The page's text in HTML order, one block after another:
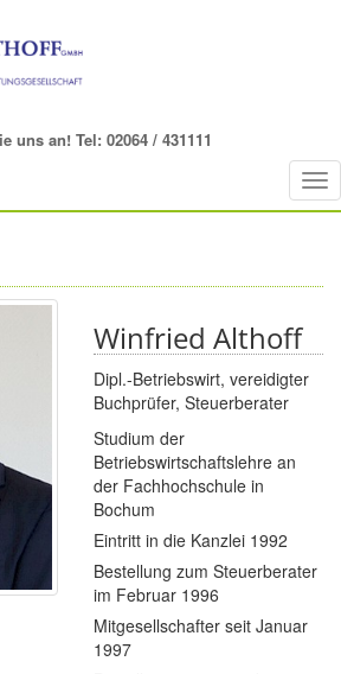
uns an! Tel: 02064 / 431111
Winfried Althoff
Dipl.-Betriebswirt, vereidigter
Buchprüfer, Steuerberater
Studium der
Betriebswirtschaftslehre an
der Fachhochschule in
Bochum
Eintritt in die Kanzlei 1992
Bestellung zum Steuerberater
im Februar 1996
Mitgesellschafter seit Januar
1997